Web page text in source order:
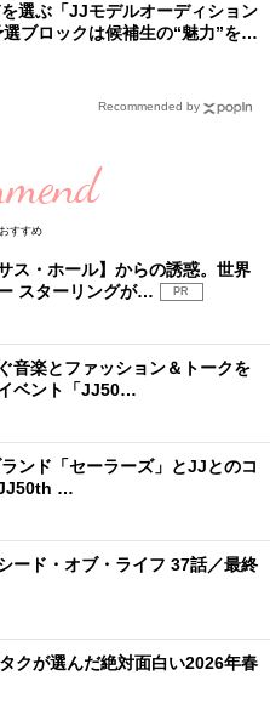
選ぶ「JJモデルオーディション
ブロックは候補生の“魅力”を重
わります
Recommended by
すすめ
ス・ホール】からの誘惑。世界
スターリングが…
PR
音楽とファッション＆トークを
ベント「JJ50…
ンド「セーラーズ」とJJとのコ
JJ50th …
ード・オブ・ライフ 37話／最終
クが選んだ絶対面白い2026年春